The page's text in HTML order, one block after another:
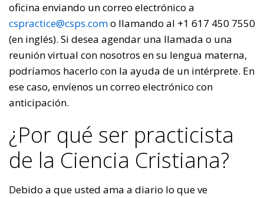
oficina enviando un correo electrónico a
cspractice@csps.como llamando al +1 617 450 7550
(en inglés). Si desea agendar una llamada o una
reunión virtual con nosotros en su lengua materna,
podríamos hacerlo con la ayuda de un intérprete. En
ese caso, envíenos un correo electrónico con
anticipación.
¿Por qué ser practicista
de la Ciencia Cristiana?
Debido a que usted ama a diario lo que ve